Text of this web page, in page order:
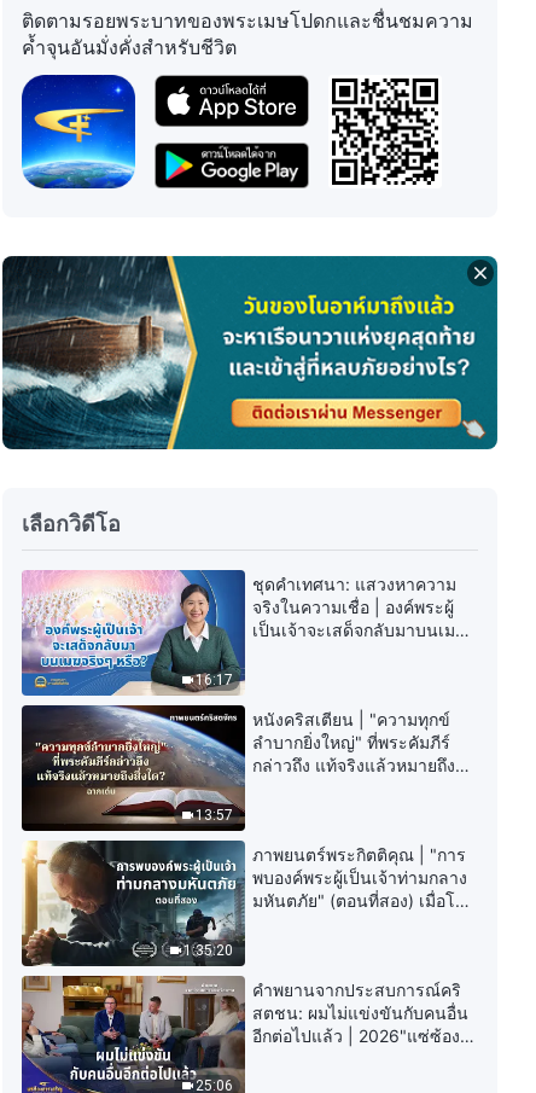
16:57
พระวจนะของพระเจ้า | "พระวจนะ
ของพระเจ้าถึงทั้งจักรวาล: บทที่ 39"
พระวจนะของพระเจ้า | "พระวจนะ
ของพระเจ้าถึงทั้งจักรวาล: บทที่ 47"
24:43
พระวจนะของพระเจ้า | "การตีความ
ความล้ำลึกต่างๆ แห่งพระวจนะของ
พระเจ้าถึงทั้งจักรวาล: บทที่ 1"
พระวจนะของพระเจ้า | "การตีความ
ความล้ำลึกต่างๆ แห่งพระวจนะของ
20:37
พระเจ้าถึงทั้งจักรวาล: บทที่ 5"
33:14
พระวจนะของพระเจ้า | "การตีความ
ความล้ำลึกต่างๆ แห่งพระวจนะของ
พระเจ้าถึงทั้งจักรวาล: บทที่ 6"
24:59
พระวจนะของพระเจ้า | "การตีความ
ความล้ำลึกต่างๆ แห่งพระวจนะของ
พระเจ้าถึงทั้งจักรวาล ว่าด้วยชีวิต
ของเปโตร"
17:42
พระวจนะของพระเจ้า | "การตีความ
ความล้ำลึกต่างๆ แห่งพระวจนะของ
พระเจ้าถึงทั้งจักรวาล: บทที่ 8"
พระวจนะของพระเจ้า | "การตีความ
ความล้ำลึกต่างๆ แห่งพระวจนะของ
ติดตามรอยพระบาทของพระเมษโปดกและชื่นชมความ
ค้ำจุนอันมั่งคั่งสำหรับชีวิต
เลือกวิดีโอ
16:17
ชุดคำเทศนา: แสวงหาความ
จริงในความเชื่อ | องค์พระผู้
เป็นเจ้าจะเสด็จกลับมาบนเมฆ
13:57
หนังคริสเตียน | "ความทุกข์
ลำบากยิ่งใหญ่" ที่พระคัมภีร์
กล่าวถึง แท้จริงแล้วหมายถึงสิ่ง
1:35:20
ภาพยนตร์พระกิตติคุณ | "การ
พบองค์พระผู้เป็นเจ้าท่ามกลาง
มหันตภัย" (ตอนที่สอง) เมื่อโลก
25:06
คำพยานจากประสบการณ์คริ
สตชน: ผมไม่แข่งขันกับคนอื่น
อีกต่อไปแล้ว | 2026"แซ่ซ้อง